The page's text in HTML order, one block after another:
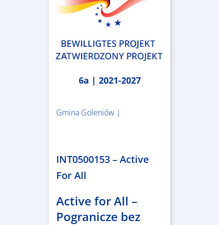
6a | 2021-2027
Gmina Goleniów |
INT0500153 – Active
For All
Active for All –
Pogranicze bez